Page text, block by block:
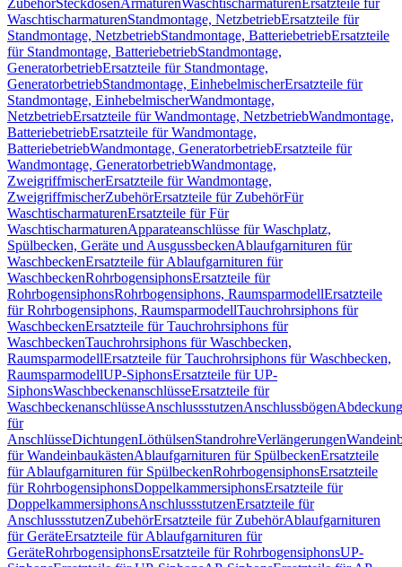
ZubehörSteckdosenArmaturenWaschtischarmaturen Ersatzteile für
WaschtischarmaturenStandmontage, NetzbetriebErsatzteile für
Standmontage, NetzbetriebStandmontage, BatteriebetriebErsatzteile
für Standmontage, BatteriebetriebStandmontage,
GeneratorbetriebErsatzteile für Standmontage,
GeneratorbetriebStandmontage, EinhebelmischerErsatzteile für
Standmontage, EinhebelmischerWandmontage,
NetzbetriebErsatzteile für Wandmontage, NetzbetriebWandmontage,
BatteriebetriebErsatzteile für Wandmontage,
BatteriebetriebWandmontage, GeneratorbetriebErsatzteile für
Wandmontage, GeneratorbetriebWandmontage,
ZweigriffmischerErsatzteile für Wandmontage,
ZweigriffmischerZubehörErsatzteile für ZubehörFür
WaschtischarmaturenErsatzteile für Für
WaschtischarmaturenApparateanschlüsse für Waschplatz,
Spülbecken, Geräte und AusgussbeckenAblaufgarnituren für
WaschbeckenErsatzteile für Ablaufgarnituren für
WaschbeckenRohrbogensiphonsErsatzteile für
RohrbogensiphonsRohrbogensiphons, RaumsparmodellErsatzteile
für Rohrbogensiphons, RaumsparmodellTauchrohrsiphons für
WaschbeckenErsatzteile für Tauchrohrsiphons für
WaschbeckenTauchrohrsiphons für Waschbecken,
RaumsparmodellErsatzteile für Tauchrohrsiphons für Waschbecken,
RaumsparmodellUP-SiphonsErsatzteile für UP-
SiphonsWaschbeckenanschlüsseErsatzteile für
WaschbeckenanschlüsseAnschlussstutzenAnschlussbögen
für
AnschlüsseDichtungenLöthülsenStandrohreVerlängerungen
für WandeinbaukästenAblaufgarnituren für SpülbeckenErsatzteile
für Ablaufgarnituren für SpülbeckenRohrbogensiphonsErsatzteile
für RohrbogensiphonsDoppelkammersiphonsErsatzteile für
DoppelkammersiphonsAnschlussstutzenErsatzteile für
AnschlussstutzenZubehörErsatzteile für ZubehörAblaufgarnituren
für GeräteErsatzteile für Ablaufgarnituren für
GeräteRohrbogensiphonsErsatzteile für RohrbogensiphonsUP-